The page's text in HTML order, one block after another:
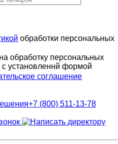
обработки персональных
на обработку персональных
с установленнй формой
соглашение
+7 (800) 511-13-78